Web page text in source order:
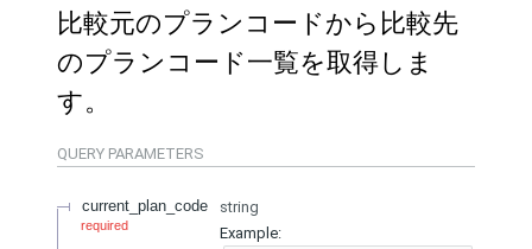
比較元のプランコードから比較先
のプランコード一覧を取得しま
す。
QUERY PARAMETERS
current_plan_code
required
string
Example: